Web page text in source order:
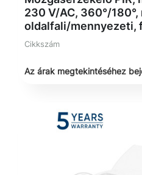
230 V/AC, 360°/180°,
oldalfali/mennyezeti,
Cikkszám
Az árak megtekintéséhez